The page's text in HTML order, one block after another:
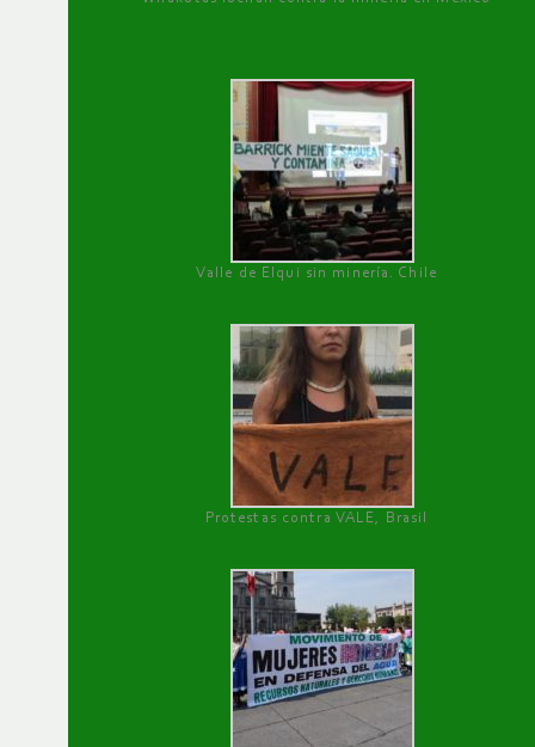
Valle de Elqui sin minería. Chile
Protestas contra VALE, Brasil